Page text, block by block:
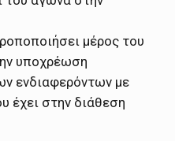
μέρος του
υποχρέωση
ενδιαφερόντων με
έχει στην διάθεση